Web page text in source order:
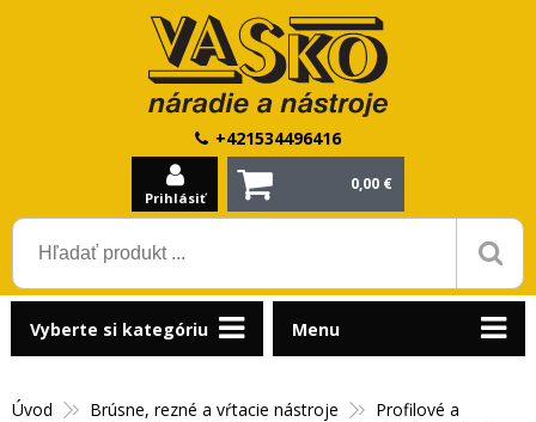
+421534496416
Prihlásiť
0,00 €
Úvod Brúsne, rezné a vŕtacie nástroje
Profilové a
Vyberte si kategóriu Menu